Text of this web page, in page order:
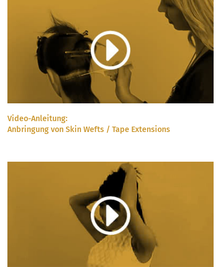
Video-Anleitung:
Anbringung von Skin Wefts / Tape Extensions